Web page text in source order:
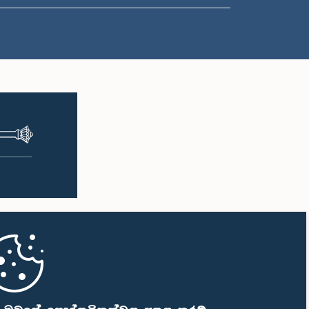
ප.ව. 2:43 - ප.ව. 2:47